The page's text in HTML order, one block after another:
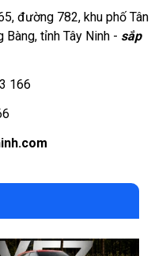
đường 782, khu phố Tân
Bàng, tỉnh Tây Ninh - sắp
166